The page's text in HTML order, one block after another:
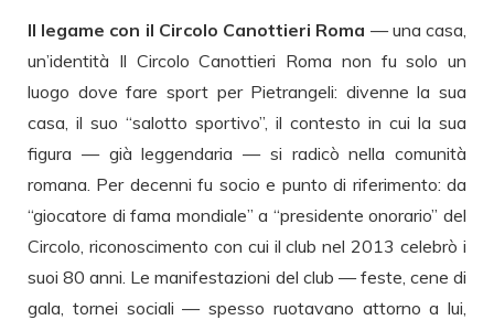
Il legame con il Circolo Canottieri Roma — una casa,
un’identità Il Circolo Canottieri Roma non fu solo un
luogo dove fare sport per Pietrangeli: divenne la sua
casa, il suo “salotto sportivo”, il contesto in cui la sua
figura — già leggendaria — si radicò nella comunità
romana. Per decenni fu socio e punto di riferimento: da
“giocatore di fama mondiale” a “presidente onorario” del
Circolo, riconoscimento con cui il club nel 2013 celebrò i
suoi 80 anni. Le manifestazioni del club — feste, cene di
gala, tornei sociali — spesso ruotavano attorno a lui,